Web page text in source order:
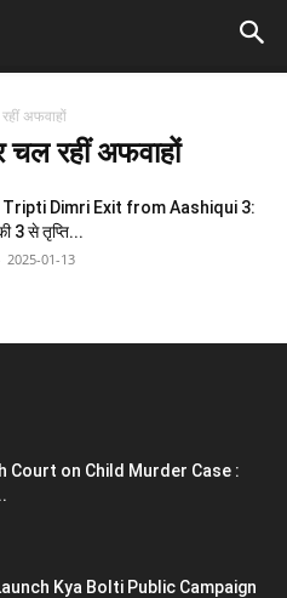
अफवाहों
चल रहीं अफवाहों
Dimri Exit from Aashiqui 3:
3 से तृप्ति...
2025-01-13
Court on Child Murder Case :
Kya Bolti Public Campaign